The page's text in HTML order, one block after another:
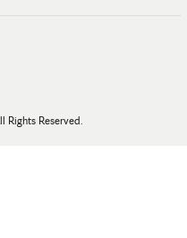
Reserved.